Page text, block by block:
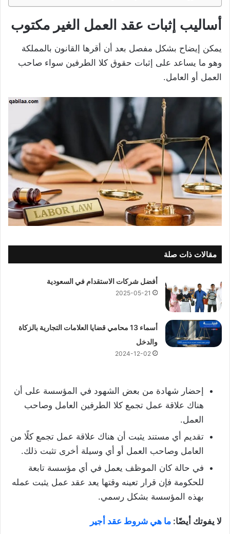
أساليب إثبات عقد العمل الغير مكتوب
يمكن إيضاح بشكل مفصل بعد أن أقرها القانون بالمملكة
وهو ما يساعد على إثبات حقوق كلا الطرفين سواء صاحب
العمل أو العامل.
مقالات ذات صلة
أفضل شركات الاستقدام في السعودية
2025-05-21
أسماء 13 محامي قضايا العلامات التجارية بالزكاة
والدخل
2024-12-02
إحضار شهادة من بعض الشهود في المؤسسة على أن
هناك علاقة عمل تجمع كلا الطرفين العامل وصاحب
العمل.
تقديم أي مستند يثبت أن هناك علاقة عمل تجمع كلًا من
العامل وصاحب العمل أو أي وسيلة أخرى تثبت ذلك.
في حالة كان الموظف يعمل في أي مؤسسة تابعة
للحكومة فإن قرار تعينه وقتها يعد عقد عمل يثبت عمله
بهذه المؤسسة بشكل رسمي.
لا يفوتك أيضًا: ما هي شروط عقد أجير